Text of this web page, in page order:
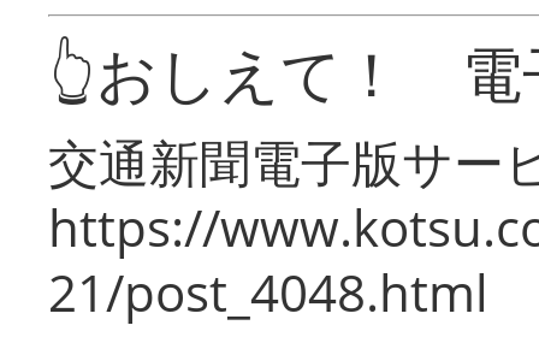
👆おしえて！ 電
交通新聞電子版サー
https://
21/post_4048.html